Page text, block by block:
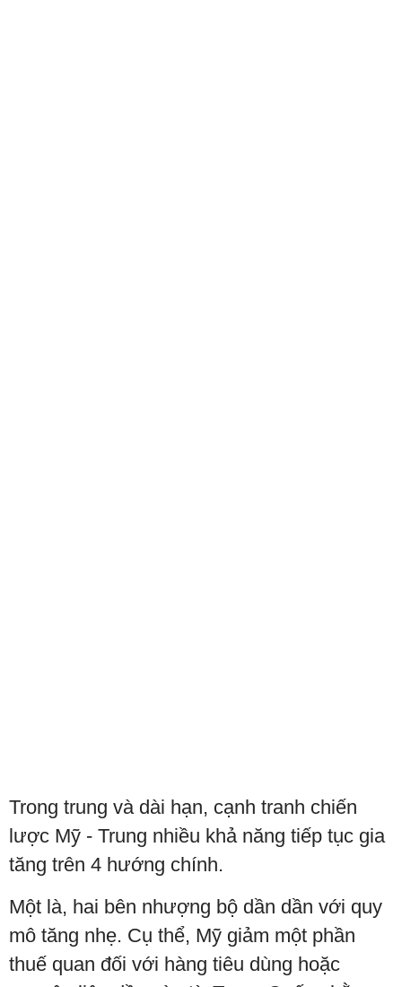
Trong trung và dài hạn, cạnh tranh chiến
lược Mỹ - Trung nhiều khả năng tiếp tục gia
tăng trên 4 hướng chính.
Một là, hai bên nhượng bộ dần dần với quy
mô tăng nhẹ. Cụ thể, Mỹ giảm một phần
thuế quan đối với hàng tiêu dùng hoặc